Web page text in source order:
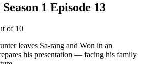
1 Episode 13
of 10
leaves Sa-rang and Won in an
his presentation — facing his family